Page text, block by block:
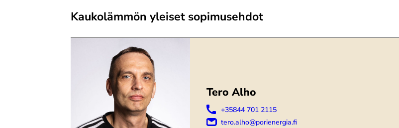
Kaukolämmön yleiset sopimusehdot
Tero Alho
tero.alho@porienergia.fi
+35844 701 2115